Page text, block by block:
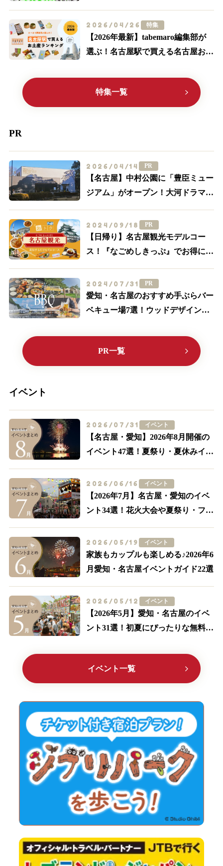
2026/04/26 特集
【2026年最新】tabemaro編集部が
選ぶ！名古屋駅で買える名古屋お土
特集一覧
PR
2026/04/14 PR
【名古屋】中村公園に「豊臣ミュー
ジアム」がオープン！大河ドラマ
トを一挙紹介
2024/09/18 PR
【日帰り】名古屋観光モデルコー
ス！『なごめしきっぷ』でお得にグ
2024/07/31 PR
愛知・名古屋のおすすめ手ぶらバー
ベキュー場7選！ウッドデザインパ
PR一覧
イベント
2026/07/31 イベント
【名古屋・愛知】2026年8月開催の
イベント47選！夏祭り・夏休みイベ
2026/06/16 イベント
【2026年7月】名古屋・愛知のイベ
ント34選！花火大会や夏祭り・フー
2026/05/19 イベント
家族もカップルも楽しめる♪2026年6
月愛知・名古屋イベントガイド22選
2026/05/12 イベント
【2026年5月】愛知・名古屋のイベ
ント31選！初夏にぴったりな無料の
イベント一覧